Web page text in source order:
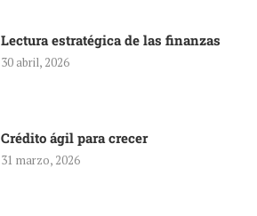
Lectura estratégica de las finanzas
30 abril, 2026
Crédito ágil para crecer
31 marzo, 2026